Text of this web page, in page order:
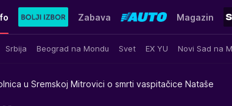
Srbija Beograd na Mondu Svet EX YU Novi Sad na
Zabava Magazin
u Sremskoj Mitrovici o smrti vaspitačice Nataše